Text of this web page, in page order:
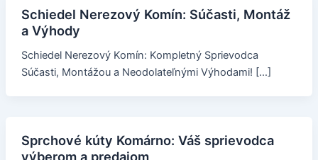
Schiedel Nerezový Komín: Súčasti, Montáž
a Výhody
Schiedel Nerezový Komín: Kompletný Sprievodca
Súčasti, Montážou a Neodolateľnými Výhodami! […]
Sprchové kúty Komárno: Váš sprievodca
výberom a predajom